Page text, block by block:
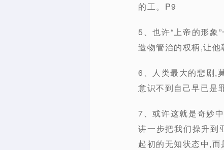
的工。P9
5、也许“上帝的形象
造物管治的权柄,让
6、人类最大的悲剧,
意识不到自己早已是
7、或许这就是奇妙
讲一步把我们操升到
起初的无知状态中,